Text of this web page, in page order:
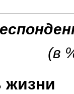
(в
жизни